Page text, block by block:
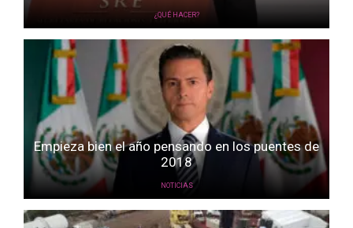
¿QUÉ HACER?
Empieza bien el año pensando en los puentes de
2018
NOTICIAS